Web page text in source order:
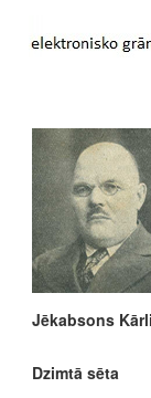
Jēkabsons
Dzimtā sēta